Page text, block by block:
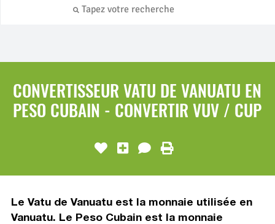
CONVERTISSEUR VATU DE VANUATU EN
PESO CUBAIN - CONVERTIR VUV / CUP
Le Vatu de Vanuatu est la monnaie utilisée en
Vanuatu. Le Peso Cubain est la monnaie